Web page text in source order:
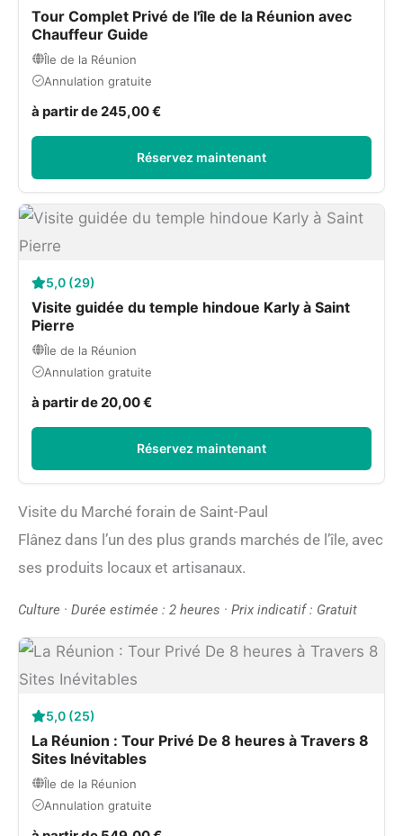
Tour Complet Privé de l'île de la Réunion avec
Chauffeur Guide
Île de la Réunion
Annulation gratuite
à partir de 245,00 €
Réservez maintenant
5,0 (29)
Visite guidée du temple hindoue Karly à Saint
Pierre
Île de la Réunion
Annulation gratuite
à partir de 20,00 €
Réservez maintenant
Visite du Marché forain de Saint-Paul
Flânez dans l’un des plus grands marchés de l’île, avec
ses produits locaux et artisanaux.
Culture · Durée estimée : 2 heures · Prix indicatif : Gratuit
5,0 (25)
La Réunion : Tour Privé De 8 heures à Travers 8
Sites Inévitables
Île de la Réunion
Annulation gratuite